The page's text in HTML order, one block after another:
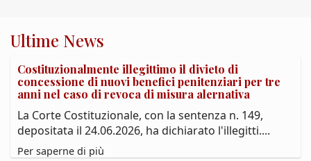
Ultime News
Costituzionalmente illegittimo il divieto di
concessione di nuovi benefici penitenziari per tre
anni nel caso di revoca di misura alernativa
La Corte Costituzionale, con la sentenza n. 149,
depositata il 24.06.2026, ha dichiarato l'illegitti....
Per saperne di più